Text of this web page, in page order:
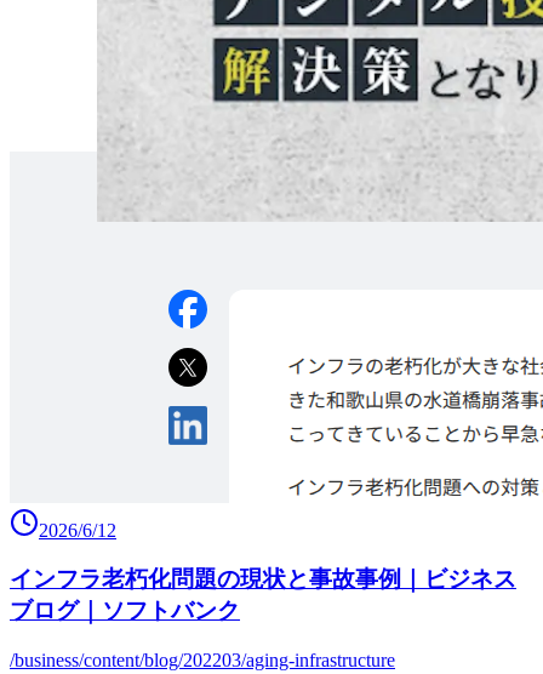
2026/6/12
インフラ老朽化問題の現状と事故事例｜ビジネス
ブログ｜ソフトバンク
/business/content/blog/202203/aging-infrastructure